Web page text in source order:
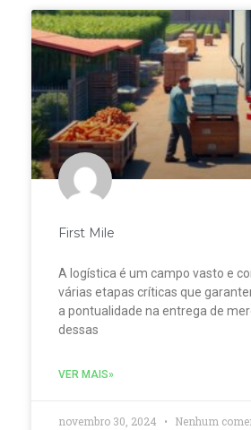
First Mile
A logística é um campo vasto e
várias etapas críticas que
a pontualidade na entrega de
dessas
VER MAIS»
novembro 30, 2024 Nenhum